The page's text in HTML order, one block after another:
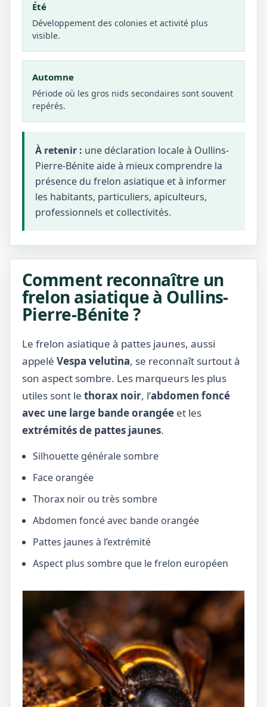
Été
Développement des colonies et activité plus
visible.
Automne
Période où les gros nids secondaires sont souvent
repérés.
À retenir : une déclaration locale à Oullins-
Pierre-Bénite aide à mieux comprendre la
présence du frelon asiatique et à informer
les habitants, particuliers, apiculteurs,
professionnels et collectivités.
Comment reconnaître un
frelon asiatique à Oullins-
Pierre-Bénite ?
Le frelon asiatique à pattes jaunes, aussi
appelé Vespa velutina, se reconnaît surtout à
son aspect sombre. Les marqueurs les plus
utiles sont le thorax noir, l’abdomen foncé
avec une large bande orangée et les
extrémités de pattes jaunes.
Silhouette générale sombre
Face orangée
Thorax noir ou très sombre
Abdomen foncé avec bande orangée
Pattes jaunes à l’extrémité
Aspect plus sombre que le frelon européen